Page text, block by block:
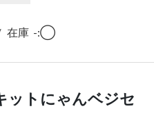
在庫 -:◯
ットにゃんベジセ